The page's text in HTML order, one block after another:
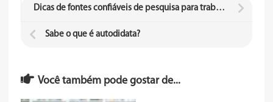
Dicas de fontes confiáveis de pesquisa para trabalhos acadêmicos
Sabe o que é autodidata?
Você também pode gostar de...